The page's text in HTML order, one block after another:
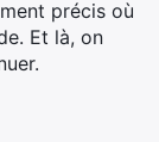
précis où
Et là, on